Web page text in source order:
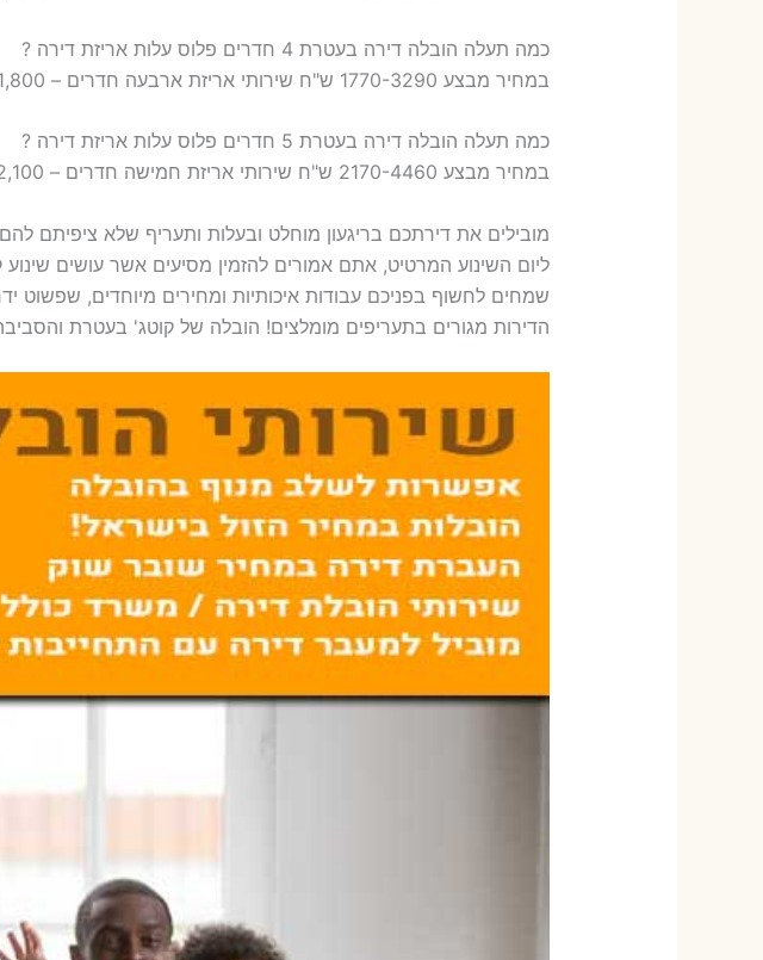
כמה תעלה הובלה דירה בעטרת 4 חדרים פלוס עלות אריזת דירה ?
במחיר מבצע 1770-3290 ש"ח שירותי אריזת ארבעה חדרים – 1,600-1,800 ש"ח
כמה תעלה הובלה דירה בעטרת 5 חדרים פלוס עלות אריזת דירה ?
במחיר מבצע 2170-4460 ש"ח שירותי אריזת חמישה חדרים – 1,900-2,100 ש"ח
מובילים את דירתכם בריגעון מוחלט ובעלות ותעריף שלא ציפיתם
ליום השינוע המרטיט, אתם אמורים להזמין מסיעים אשר עושים
שמחים לחשוף בפניכם עבודות איכותיות ומחירים מיוחדים,
הדירות מגורים בתעריפים מומלצים! הובלה של קוטג' בעטרת